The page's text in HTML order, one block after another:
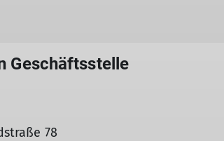
Geschäftsstelle
78